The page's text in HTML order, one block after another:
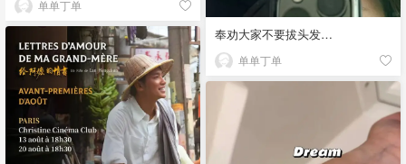
单单丁单
奉劝大家不要拔头发…
单单丁单